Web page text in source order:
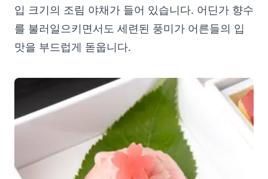
입 크기의 조림 야채가 들어 있습니다. 어딘가 향수
를 불러일으키면서도 세련된 풍미가 어른들의 입
맛을 부드럽게 돋웁니다.